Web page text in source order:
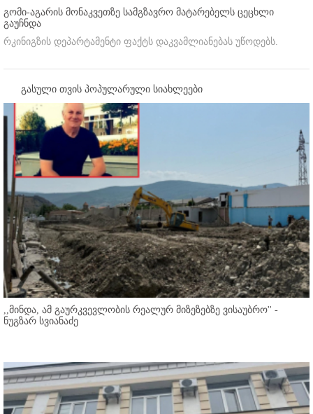
გომი-აგარის მონაკვეთზე სამგზავრო მატარებელს ცეცხლი
გაუჩნდა
რკინიგზის დეპარტამენტი ფაქტს დაკვამლიანებას უწოდებს.
გასული თვის პოპულარული სიახლეები
,,მინდა, ამ გაურკვევლობის რეალურ მიზეზებზე ვისაუბრო'' -
ნუგზარ სვიანაძე